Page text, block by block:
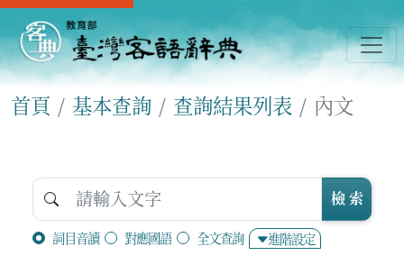
首頁 基本查詢 查詢結果列表 內文
詞目音讀 對應國語 全文查詢 進階設定
檢 索